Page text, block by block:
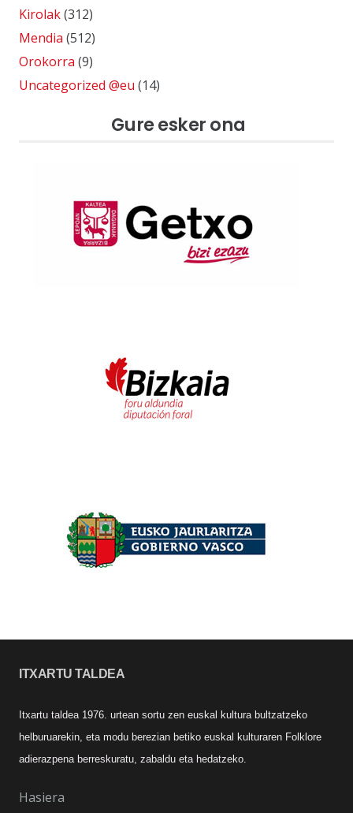
Kirolak(312)
Mendia (512)
Orokorra (9)
Uncategorized @eu (14)
Gure esker ona
ITXARTU TALDEA
Itxartu taldea 1976. urtean sortu zen euskal kultura bultzatzeko
helburuarekin, eta modu berezian betiko euskal kulturaren Folklore
adierazpena berreskuratu, zabaldu eta hedatzeko.
Hasiera